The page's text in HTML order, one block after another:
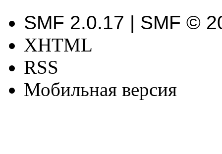
SMF 2.0.17 | SMF ©
XHTML
RSS
Мобильная версия